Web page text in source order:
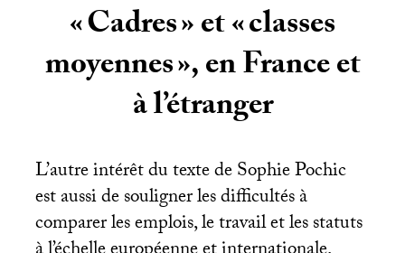
«Cadres» et «classes
moyennes», en France et
à l’étranger
L’autre intérêt du texte de Sophie Pochic
est aussi de souligner les difficultés à
comparer les emplois, le travail et les statuts